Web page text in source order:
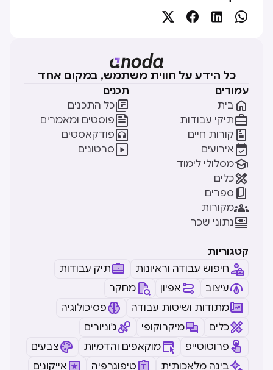




כל הידע על חווית משתמש, במקום אחד
עמודים
בית 
תיקי עבודות
קורות חיים 
אירועים 
מסלולי לימוד
כלים
ספרים 
מקורות
נתוני שכר
תכנים
כל התכנים
פוסטים ומאמרים
פודקאסטים
סרטונים
קטגוריות
חיפוש עבודה וראיונות
תיק עבודות
עיצוב
אפיון
מחקר
מתודות ושיטות עבודה
פסיכולוגיה
כלים
מיקרוקופי
ג'וניורים
פרוטוטייפ
מוקאפים והדמיות
צבעים
בינה מלאכותית
טיפוגרפיה אייקונים